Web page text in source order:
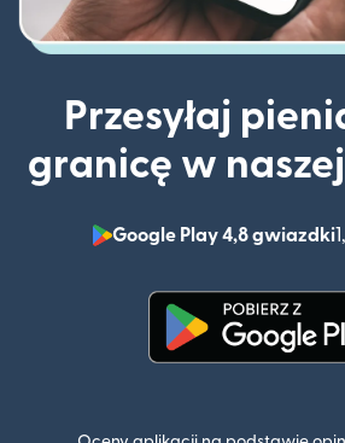
Przesyłaj
granicę w
Google Play 4,8 gwiazdki